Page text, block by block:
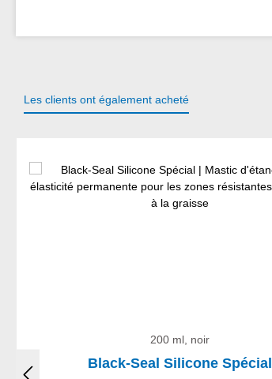
Les clients ont également acheté
200 ml, noir
Black-Seal Silicone Spécial